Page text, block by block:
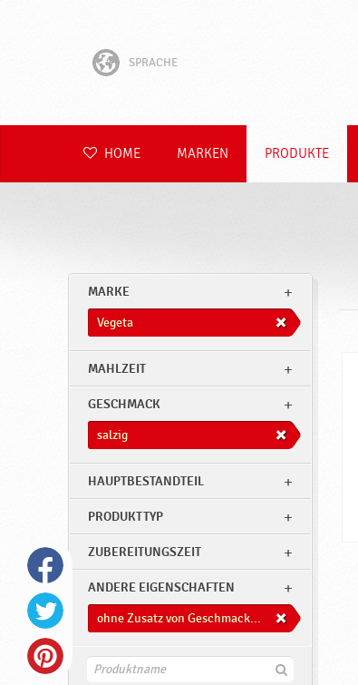
SPRACHE
Hrvatski
Polski
HOME MARKEN PRODUKTE
MARKE
Vegeta
MAHLZEIT
GESCHMACK
salzig
HAUPTBESTANDTEIL
PRODUKTTYP
ZUBEREITUNGSZEIT
ANDERE EIGENSCHAFTEN
ohne Zusatz von Geschmacksverstärkern
F